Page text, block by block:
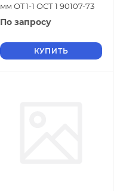
мм ОТ1-1 ОСТ 1 90107-73
По запросу
КУПИТЬ